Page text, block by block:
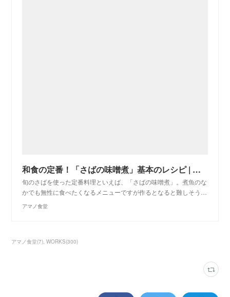
和食の定番！「さばの味噌煮」基本のレシピ | アマノ食堂
旬のさばを使った定番料理といえば、「さばの味噌煮」。煮魚のな
かでも無性に食べたくなるメニューですが作るとなると難しそう…
アマノ食堂
アマノ食堂(7) WORKS(300)